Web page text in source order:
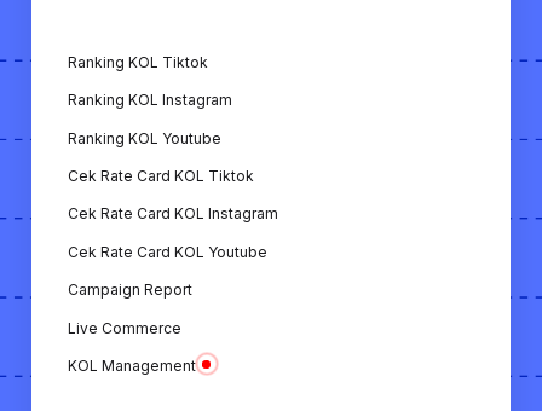
Download Video Instagram: Fitur untuk
Download Video YouTube: Fitur untuk
mengunduh video dari YouTube.
Kamus KOL: Panduan istilah-istilah penting
terkait dunia KOL.
Extension Chrome: Extension yang
memungkinkan untuk melihat analisa KOL
Ranking KOL Tiktok
Ranking KOL Instagram
Ranking KOL Youtube
Cek Rate Card KOL Tiktok
Cek Rate Card KOL Instagram
Cek Rate Card KOL Youtube
Campaign Report
Live Commerce
KOL Management